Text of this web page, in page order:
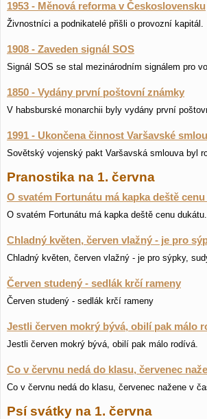
1953 - Měnová reforma v Československu
Živnostníci a podnikatelé přišli o provozní kapitál.
1908 - Zaveden signál SOS
Signál SOS se stal mezinárodním signálem pro
1850 - Vydány první poštovní známky
V habsburské monarchii byly vydány první
1991 - Ukončena činnost Varšavské
Sovětský vojenský pakt Varšavská smlouva byl
Pranostika na 1. června
O svatém Fortunátu má kapka deště
O svatém Fortunátu má kapka deště cenu dukátu.
Chladný květen, červen vlažný - je pro
Chladný květen, červen vlažný - je pro sýpky,
Červen studený - sedlák krčí rameny
Červen studený - sedlák krčí rameny
Jestli červen mokrý bývá, obilí pak málo
Jestli červen mokrý bývá, obilí pak málo rodívá.
Co v červnu nedá do klasu, červenec
Co v červnu nedá do klasu, červenec nažene v
Psí svátky na 1. června